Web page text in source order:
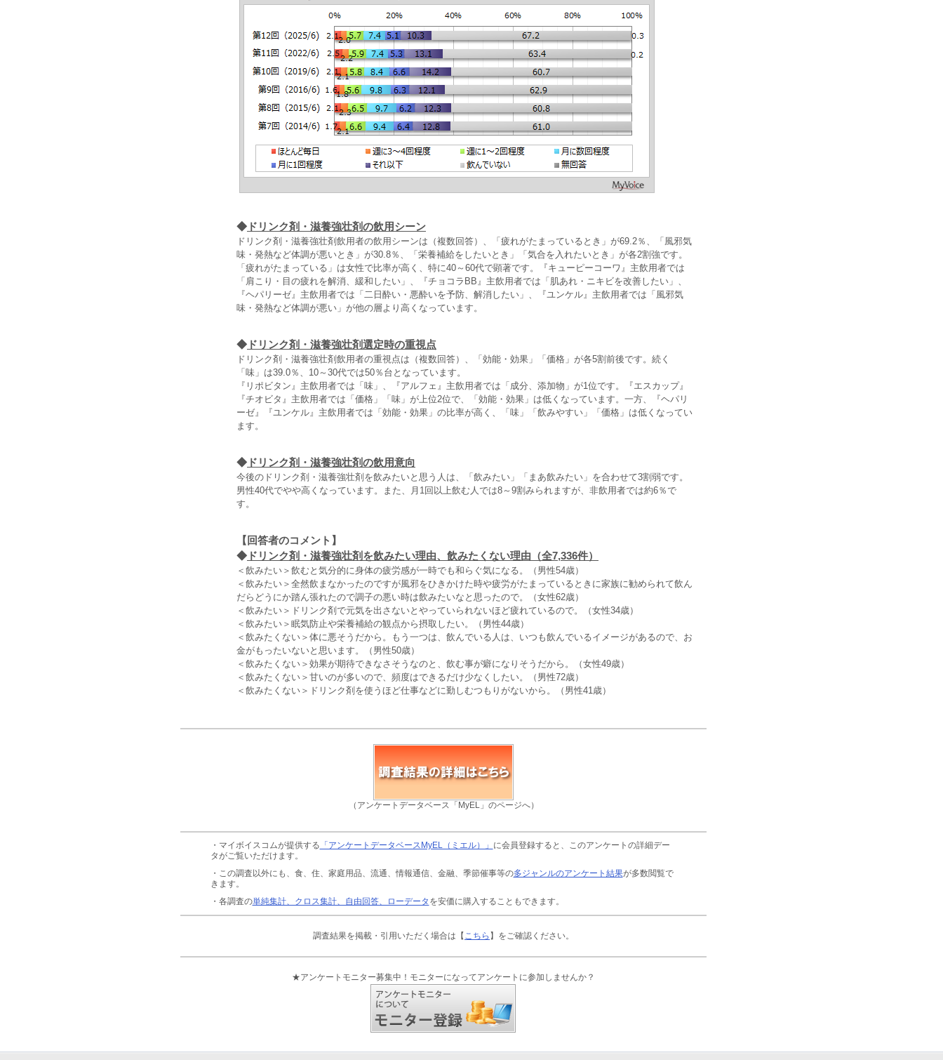
◆ ドリンク剤・滋養強壮剤の飲用シーン
ドリンク剤・滋養強壮剤飲用者の飲用シーンは（複数回答）、「疲れがたまっているとき」が69.2％、「風邪気
味・発熱など体調が悪いとき」が30.8％、「栄養補給をしたいとき」「気合を入れたいとき」が各2割強です。
「疲れがたまっている」は女性で比率が高く、特に40～60代で顕著です。『キューピーコーワ』主飲用者では
「肩こり・目の疲れを解消、緩和したい」、『チョコラBB』主飲用者では「肌あれ・ニキビを改善したい」、
『ヘパリーゼ』主飲用者では「二日酔い・悪酔いを予防、解消したい」、『ユンケル』主飲用者では「風邪気
味・発熱など体調が悪い」が他の層より高くなっています。
◆ ドリンク剤・滋養強壮剤選定時の重視点
ドリンク剤・滋養強壮剤飲用者の重視点は（複数回答）、「効能・効果」「価格」が各5割前後です。続く
「味」は39.0％、10～30代では50％台となっています。
『リポビタン』主飲用者では「味」、『アルフェ』主飲用者では「成分、添加物」が1位です。『エスカップ』
『チオビタ』主飲用者では「価格」「味」が上位2位で、「効能・効果」は低くなっています。一方、『ヘパリ
ーゼ』『ユンケル』主飲用者では「効能・効果」の比率が高く、「味」「飲みやすい」「価格」は低くなってい
ます。
◆ ドリンク剤・滋養強壮剤の飲用意向
今後のドリンク剤・滋養強壮剤を飲みたいと思う人は、「飲みたい」「まあ飲みたい」を合わせて3割弱です。
男性40代でやや高くなっています。また、月1回以上飲む人では8～9割みられますが、非飲用者では約6％で
す。
【回答者のコメント】
◆ ドリンク剤・滋養強壮剤を飲みたい理由、飲みたくない理由（全7,336件）
＜飲みたい＞飲むと気分的に身体の疲労感が一時でも和らぐ気になる。（男性54歳）
＜飲みたい＞全然飲まなかったのですが風邪をひきかけた時や疲労がたまっているときに家族に勧められて飲ん
だらどうにか踏ん張れたので調子の悪い時は飲みたいなと思ったので。（女性62歳）
＜飲みたい＞ドリンク剤で元気を出さないとやっていられないほど疲れているので。（女性34歳）
＜飲みたい＞眠気防止や栄養補給の観点から摂取したい。（男性44歳）
＜飲みたくない＞体に悪そうだから。もう一つは、飲んでいる人は、いつも飲んでいるイメージがあるので、お
金がもったいないと思います。（男性50歳）
＜飲みたくない＞効果が期待できなさそうなのと、飲む事が癖になりそうだから。（女性49歳）
＜飲みたくない＞甘いのが多いので、頻度はできるだけ少なくしたい。（男性72歳）
＜飲みたくない＞ドリンク剤を使うほど仕事などに勤しむつもりがないから。（男性41歳）
（アンケートデータベース「MyEL」のページへ）
・マイボイスコムが提供する 「アンケートデータベースMyEL（ミエル）」 に会員登録すると、このアンケートの詳細デー
タがご覧いただけます。
・この調査以外にも、食、住、家庭用品、流通、情報通信、金融、季節催事等の多ジャンルのアンケート結果が多数閲覧で
きます。
・各調査の単純集計、クロス集計、自由回答、ローデータ を安価に購入することもできます。
調査結果を掲載・引用いただく場合は【 こちら 】をご確認ください。
★アンケートモニター募集中！モニターになってアンケートに参加しませんか？